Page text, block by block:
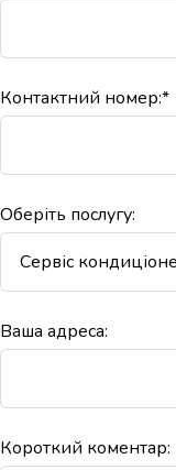
Контактний номер:*
Оберіть послугу:
Ваша адреса:
Короткий коментар: